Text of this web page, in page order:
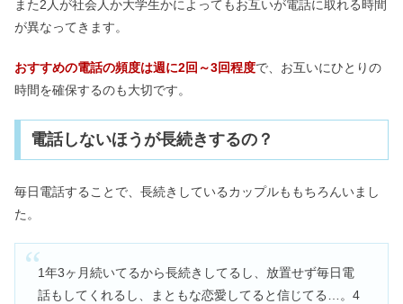
また2人が社会人か大学生かによってもお互いが電話に取れる時間
が異なってきます。
おすすめの電話の頻度は週に2回～3回程度で、お互いにひとりの
時間を確保するのも大切です。
電話しないほうが長続きするの？
毎日電話することで、長続きしているカップルももちろんいまし
た。
1年3ヶ月続いてるから長続きしてるし、放置せず毎日電
話もしてくれるし、まともな恋愛してると信じてる…。4